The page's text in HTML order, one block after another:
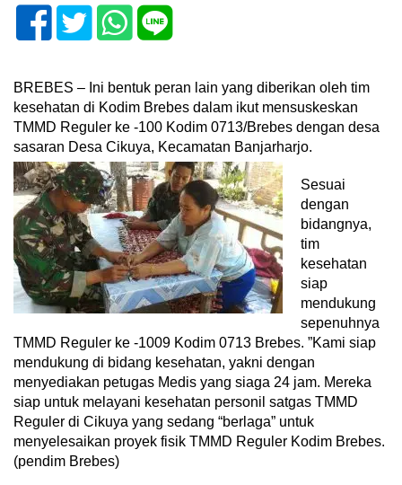
BREBES – Ini bentuk peran lain yang diberikan oleh tim
kesehatan di Kodim Brebes dalam ikut mensuskeskan
TMMD Reguler ke -100 Kodim 0713/Brebes dengan desa
sasaran Desa Cikuya, Kecamatan Banjarharjo.
Sesuai
dengan
bidangnya,
tim
kesehatan
siap
mendukung
sepenuhnya
TMMD Reguler ke -1009 Kodim 0713 Brebes. ”Kami siap
mendukung di bidang kesehatan, yakni dengan
menyediakan petugas Medis yang siaga 24 jam. Mereka
siap untuk melayani kesehatan personil satgas TMMD
Reguler di Cikuya yang sedang “berlaga” untuk
menyelesaikan proyek fisik TMMD Reguler Kodim Brebes.
(pendim Brebes)